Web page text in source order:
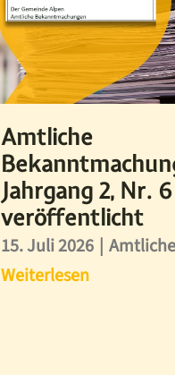
Amtliche
Jahrgang 2, Nr. 6
veröffentlicht
15. Juli 2026 |
Weiterlesen